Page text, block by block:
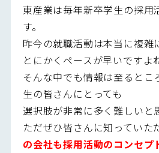
東産業は毎年新卒学生の採用
す。
昨今の就職活動は本当に複雑
とにかくペースが早いですよ
そんな中でも情報は至るとこ
生の皆さんにとっても
選択肢が非常に多く難しいと
ただぜひ皆さんに知っていた
の会社も採用活動のコンセプ